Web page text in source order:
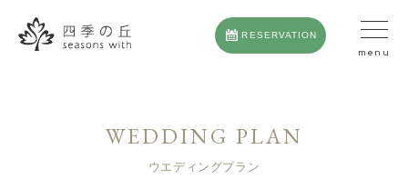
RESERVATION
WEDDING PLAN
ウエディングプラン